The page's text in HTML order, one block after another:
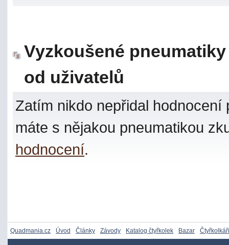
Vyzkoušené
od uživatelů
Zatím nikdo nepřidal
máte s nějakou pneumatikou
hodnocení.
Quadmania.cz Úvod Články Závody Katalog čtyřkolek Bazar Čtyřkolkáři